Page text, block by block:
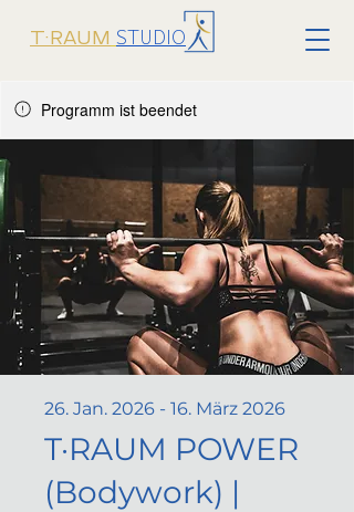
T·RAUM STUDIO
Programm ist beendet
T·RAUM POWER
(Bodywork) |
26. Jan. 2026 - 16. März 2026